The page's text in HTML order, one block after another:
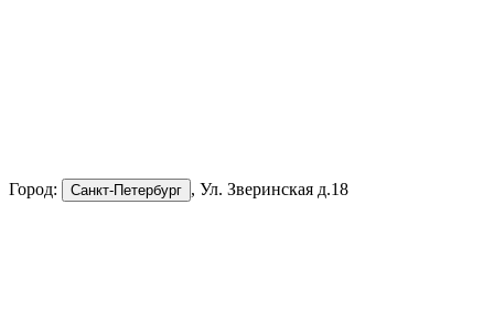
Город: Санкт-Петербург , Ул. Зверинская д.18